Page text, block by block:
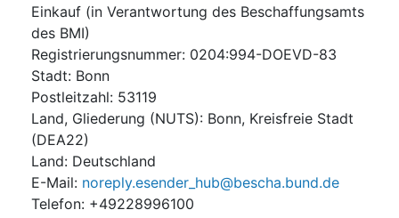
Einkauf (in Verantwortung des Beschaffungsamts
des BMI)
Registrierungsnummer: 0204:994-DOEVD-83
Stadt: Bonn
Postleitzahl: 53119
Land, Gliederung (NUTS): Bonn, Kreisfreie Stadt
(DEA22)
Land: Deutschland
E-Mail: noreply.esender_hub@bescha.bund.de
Telefon: +49228996100